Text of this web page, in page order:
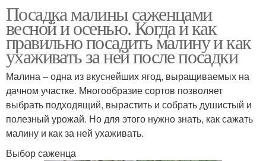
Посадка малины саженцами
весной и осенью. Когда и как
правильно посадить малину и как
ухаживать за ней после посадки
Малина – одна из вкуснейших ягод, выращиваемых на
дачном участке. Многообразие сортов позволяет
выбрать подходящий, вырастить и собрать душистый и
полезный урожай. Но для этого нужно знать, как сажать
малину и как за ней ухаживать.
Выбор саженца